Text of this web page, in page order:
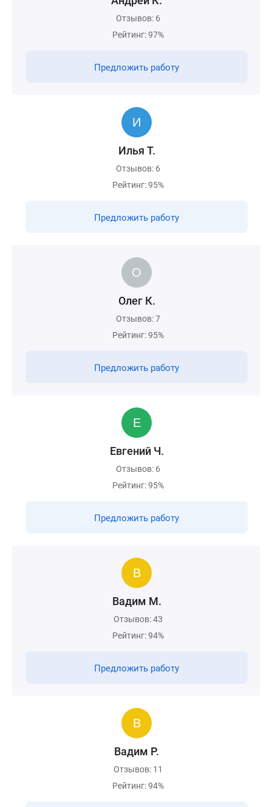
Отзывов: 6
Рейтинг: 97%
Предложить работу
Илья Т.
Отзывов: 6
Рейтинг: 95%
Предложить работу
Олег К.
Отзывов: 7
Рейтинг: 95%
Предложить работу
Евгений Ч.
Отзывов: 6
Рейтинг: 95%
Предложить работу
Вадим М.
Отзывов: 43
Рейтинг: 94%
Предложить работу
Вадим Р.
Отзывов: 11
Рейтинг: 94%